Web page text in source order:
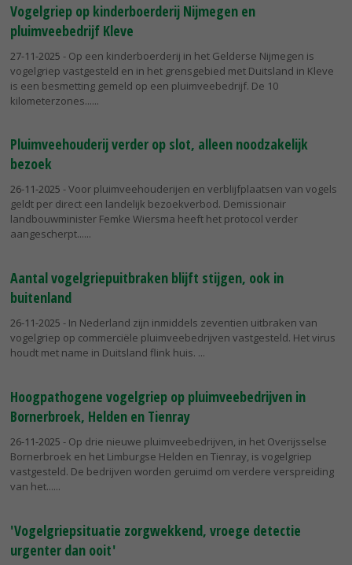
Vogelgriep op kinderboerderij Nijmegen en
pluimveebedrijf Kleve
27-11-2025 - Op een kinderboerderij in het Gelderse Nijmegen is
vogelgriep vastgesteld en in het grensgebied met Duitsland in Kleve
is een besmetting gemeld op een pluimveebedrijf. De 10
kilometerzones...
Pluimveehouderij verder op slot, alleen noodzakelijk
bezoek
26-11-2025 - Voor pluimveehouderijen en verblijfplaatsen van vogels
geldt per direct een landelijk bezoekverbod. Demissionair
landbouwminister Femke Wiersma heeft het protocol verder
aangescherpt...
Aantal vogelgriepuitbraken blijft stijgen, ook in
buitenland
26-11-2025 - In Nederland zijn inmiddels zeventien uitbraken van
vogelgriep op commerciële pluimveebedrijven vastgesteld. Het virus
houdt met name in Duitsland flink huis.
Hoogpathogene vogelgriep op pluimveebedrijven in
Bornerbroek, Helden en Tienray
26-11-2025 - Op drie nieuwe pluimveebedrijven, in het Overijsselse
Bornerbroek en het Limburgse Helden en Tienray, is vogelgriep
vastgesteld. De bedrijven worden geruimd om verdere verspreiding
van het...
'Vogelgriepsituatie zorgwekkend, vroege detectie
urgenter dan ooit'